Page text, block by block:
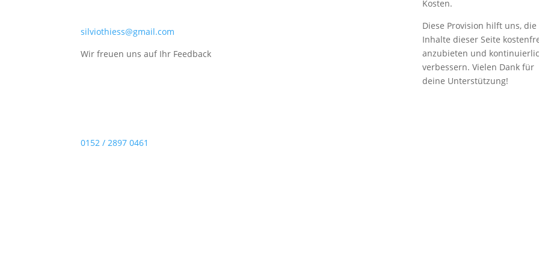
silviothiess@gmail.com
Wir freuen uns auf Ihr Feedback
0152 / 2897 0461
Kosten.
Diese Provision hilft uns, die
Inhalte dieser Seite
anzubieten und
verbessern. Vielen Dank für
deine Unterstützung!